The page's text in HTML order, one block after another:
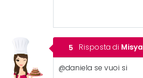
Risposta di Misya
@daniela se vuoi si